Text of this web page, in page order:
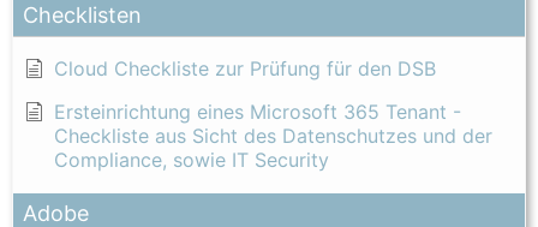
Checklisten
Cloud Checkliste zur Prüfung für den DSB
Ersteinrichtung eines Microsoft 365 Tenant -
Checkliste aus Sicht des Datenschutzes und der
Compliance, sowie IT Security
Adobe